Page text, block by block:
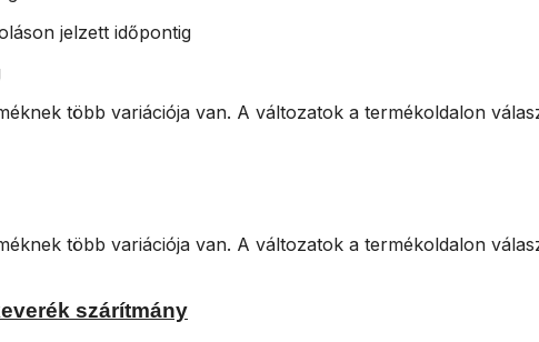
jelzett időpontig
több variációja van. A változatok a termékoldalon
több variációja van. A változatok a termékoldalon
szárítmány